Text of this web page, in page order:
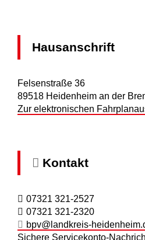
Hausanschrift
Felsenstraße 36
89518 Heidenheim an der
Zur elektronischen
Kontakt
07321 321-2527
07321 321-2320
bpv@landkreis-
Sichere Servicekonto-